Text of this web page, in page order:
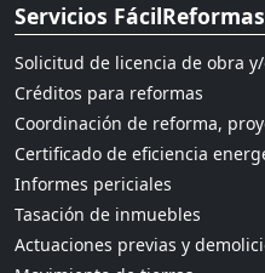
Servicios FácilReformas
Solicitud de licencia de obra
Créditos para reformas
Coordinación de reforma,
Certificado de eficiencia
Informes periciales
Tasación de inmuebles
Actuaciones previas y